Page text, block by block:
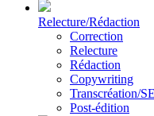
Relecture/Rédaction
Correction
Relecture
Rédaction
Copywriting
Transcréation/
Post-édition